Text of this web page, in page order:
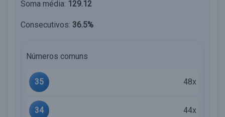
Soma média: 129.12
Consecutivos: 36.5%
Números comuns
35 48x
34 44x